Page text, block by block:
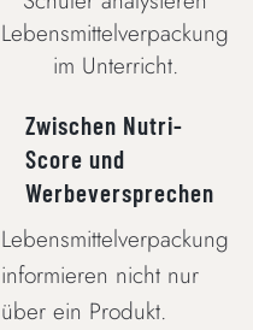
SCORE UND
WERBEVERSPRECHEN
Zwischen Nutri-
Score und
Werbeversprechen
Lebensmittelverpackungen
informieren nicht nur
über ein Produkt.